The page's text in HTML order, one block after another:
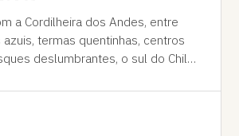
a Cordilheira dos Andes, entre
termas quentinhas, centros
deslumbrantes, o sul do Chile